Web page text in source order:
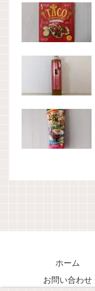
ホーム
お問い合わせ